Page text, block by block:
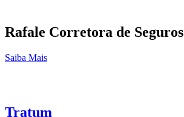
Rafale Corretora de Seguros
Saiba Mais
Tratum